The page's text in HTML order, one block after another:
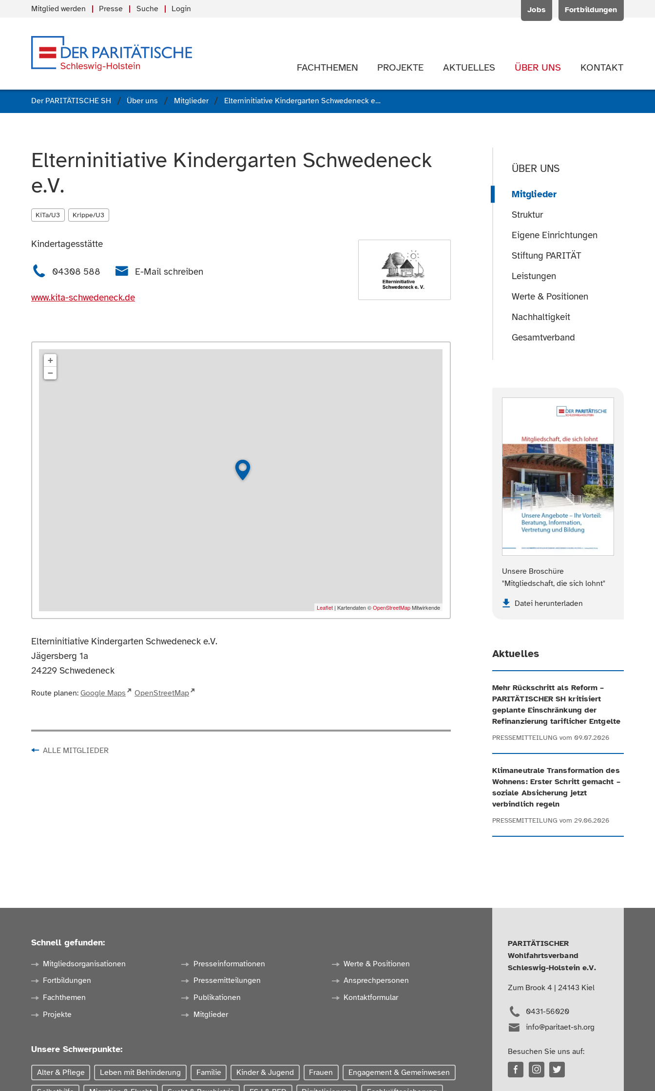
Jobs Fortbildungen
Mitglied werden Presse Suche Login
FACHTHEMEN PROJEKTE AKTUELLES ÜBER UNS KONTAKT
Der PARITÄTISCHE SH Über uns Mitglieder Elterninitiative Kindergarten Schwedeneck e.V.
Elterninitiative Kindergarten Schwedeneck
e.V.
KiTa/U3 Krippe/U3
Kindertagesstätte
04308 588 E-Mail schreiben
www.kita-schwedeneck.de
+
−
Leaflet | Kartendaten ©OpenStreetMapMitwirkende
Elterninitiative Kindergarten Schwedeneck e.V.
Jägersberg 1a
24229 Schwedeneck
Route planen: Google Maps OpenStreetMap
ALLE MITGLIEDER
ÜBER UNS
Mitglieder
Struktur
Eigene Einrichtungen
Stiftung PARITÄT
Leistungen
Werte & Positionen
Nachhaltigkeit
Gesamtverband
Unsere Broschüre
"Mitgliedschaft, die sich lohnt"
Datei herunterladen
Aktuelles
Mehr Rückschritt als Reform –
PARITÄTISCHER SH kritisiert
geplante Einschränkung der
Refinanzierung tariflicher Entgelte
PRESSEMITTEILUNG vom 09.07.2026
Klimaneutrale Transformation des
Wohnens: Erster Schritt gemacht –
soziale Absicherung jetzt
verbindlich regeln
PRESSEMITTEILUNG vom 29.06.2026
Schnell gefunden:
Mitgliedsorganisationen
Fortbildungen
Fachthemen
Projekte
Presseinformationen
Pressemitteilungen
Publikationen
Mitglieder
Werte & Positionen
Ansprechpersonen
Kontaktformular
Unsere Schwerpunkte:
Alter & Pflege Leben mit Behinderung Familie Kinder & Jugend Frauen Engagement & Gemeinwesen
PARITÄTISCHER
Wohlfahrtsverband
Schleswig-Holstein e.V.
Zum Brook 4 | 24143 Kiel
0431-56020
info@paritaet-sh.org
Besuchen Sie uns auf: